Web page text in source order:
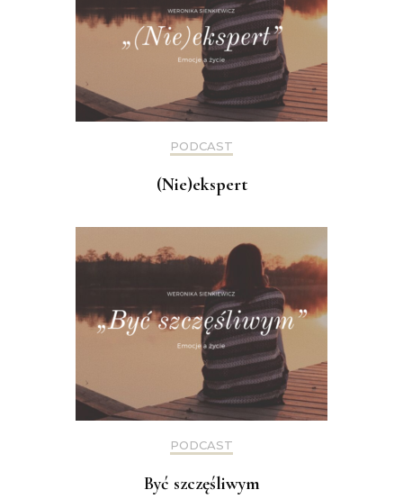
PODCAST
(Nie)ekspert
PODCAST
Być szczęśliwym